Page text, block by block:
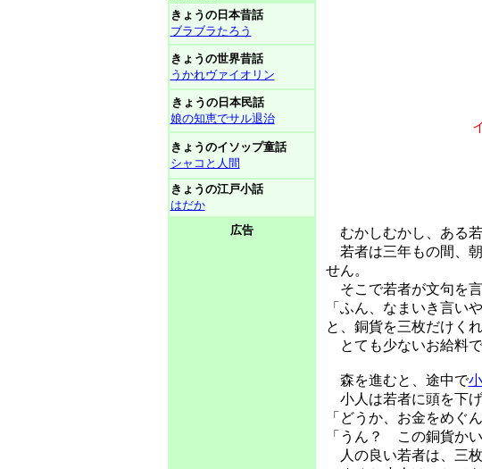
きょうの日本昔話
ブラブラたろう
きょうの世界昔話
うかれヴァイオリン
きょうの日本民話
娘の知恵でサル退治
きょうのイソップ童話
シャコと人間
きょうの江戸小話
はだか
広告
むかしむかし、ある若
若者は三年もの間、
せん。
そこで若者が文句を言
「ふん、なまいき言い
と、銅貨を三枚だけくれ
とても少ないお給料で
森を進むと、途中で
小人は若者に頭を下げ
「どうか、お金をめぐ
「うん？ この銅貨か
人の良い若者は、三枚